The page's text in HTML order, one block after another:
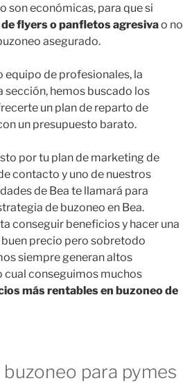
son económicas, para que si
flyers o panfletos agresivao no
asegurado.
equipo de profesionales, la
sección, hemos buscado los
un plan de reparto de
un presupuesto barato.
por tu plan de marketing de
contacto y uno de nuestros
de Bea te llamará para
de buzoneo en Bea.
conseguir beneficios y hacer una
precio pero sobretodo
siempre generan altos
cual conseguimos muchos
más rentables en buzoneo de
para pymes